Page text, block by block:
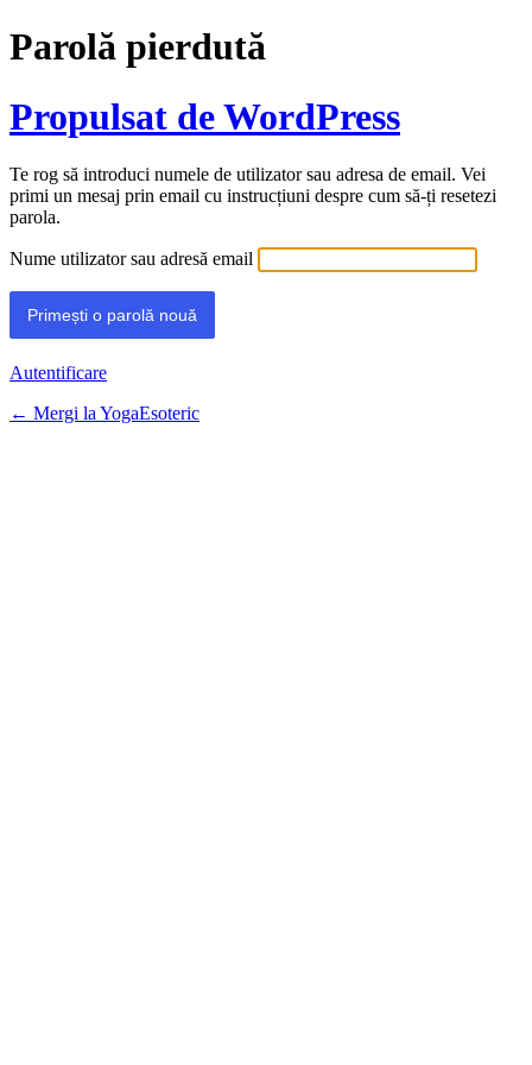
Parolă pierdută
Propulsat de WordPress
Te rog să introduci numele de utilizator sau adresa de email. Vei
primi un mesaj prin email cu instrucțiuni despre cum să-ți resetezi
parola.
Nume utilizator sau adresă email
Autentificare
← Mergi la YogaEsoteric